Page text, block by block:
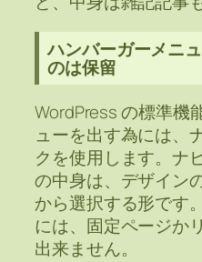
ハンバーガーメニ
のは保留
WordPress の標準機
ューを出す為には、
クを使用します。ナ
の中身は、デザイン
から選択する形です
には、固定ページか
出来ません。